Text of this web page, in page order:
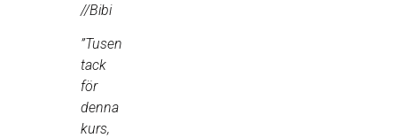
//Bibi
”Tusen
tack
för
denna
kurs,